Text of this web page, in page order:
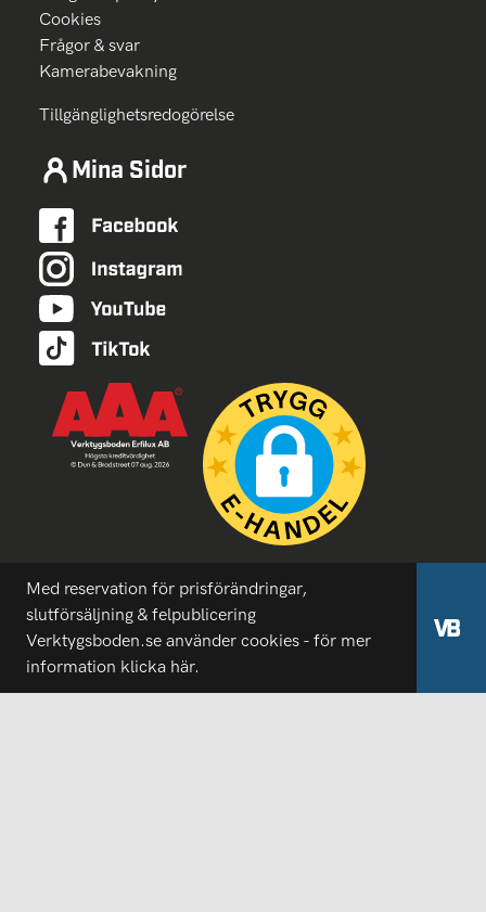
Cookies
Frågor & svar
Kamerabevakning
Tillgänglighetsredogörelse
Mina Sidor
Med reservation för prisförändringar,
slutförsäljning & felpublicering
Verktygsboden.se använder cookies - för mer
information klicka här.